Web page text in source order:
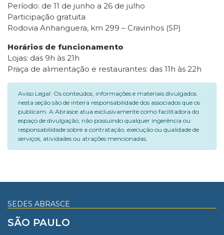
Período: de 11 de junho a 26 de julho
Participação gratuita
Rodovia Anhanguera, km 299 – Cravinhos (SP)
Horários de funcionamento
Lojas: das 9h às 21h
Praça de alimentação e restaurantes: das 11h às 22h
Aviso Legal: Os conteúdos, informações e materiais divulgados
nesta seção são de inteira responsabilidade dos associados que os
publicam. A Abrasce atua exclusivamente como facilitadora do
espaço de divulgação, não possuindo qualquer ingerência ou
responsabilidade sobre a contratação, execução ou qualidade de
serviços, atividades ou atrações mencionadas.
SEDES ABRASCE
SÃO PAULO